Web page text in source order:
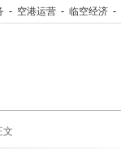
- 空港运营 - 临空经济 -
文